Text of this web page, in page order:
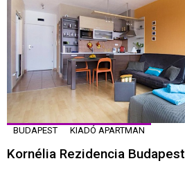
BUDAPEST KIADÓ APARTMAN
Kornélia Rezidencia Budapest